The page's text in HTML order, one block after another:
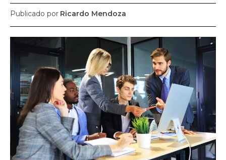
SUBSCRIBE
Welcome to Liberty Case
We have a curated list of the most noteworthy news from all
across the globe. With any subscription plan, you get access
toexclusive articlesthat let you stay ahead of the curve.
Your Profile
Publicado por Ricardo Mendoza